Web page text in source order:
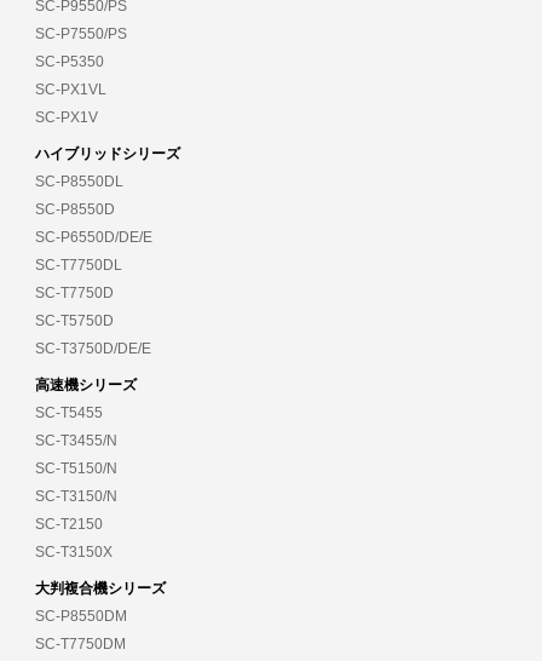
SC-P9550/PS
SC-P7550/PS
SC-P5350
SC-PX1VL
SC-PX1V
ハイブリッドシリーズ
SC-P8550DL
SC-P8550D
SC-P6550D/DE/E
SC-T7750DL
SC-T7750D
SC-T5750D
SC-T3750D/DE/E
高速機シリーズ
SC-T5455
SC-T3455/N
SC-T5150/N
SC-T3150/N
SC-T2150
SC-T3150X
大判複合機シリーズ
SC-P8550DM
SC-T7750DM